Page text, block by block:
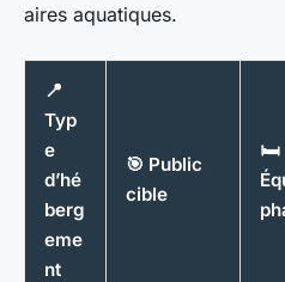
aires aquatiques.
📍
Typ
e
d’hé
berg
eme
nt
🎯 Public
cible
🛏️